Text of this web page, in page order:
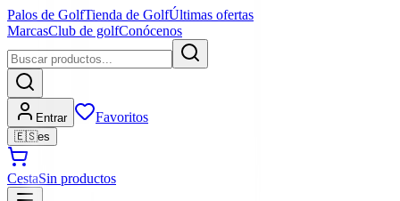
Palos de GolfTienda de GolfÚltimas ofertas
MarcasClub de golfConócenos
Entrar Favoritos
🇪🇸es
CestaSin productos